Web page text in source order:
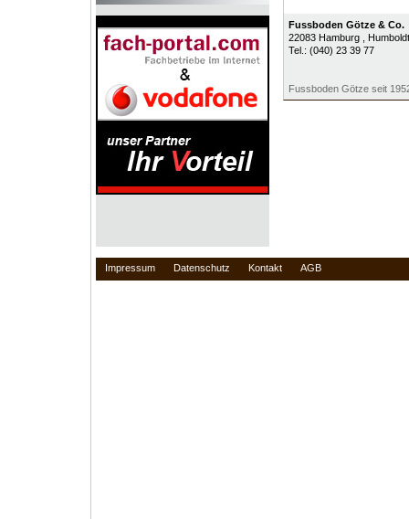
Fussboden Götze & Co.
22083 Hamburg
,
Tel.: (040) 23 39 77
Fussboden Götze seit
Impressum Datenschutz Kontakt AGB